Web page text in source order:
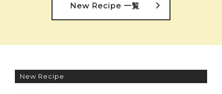
New Recipe 一覧
New Recipe